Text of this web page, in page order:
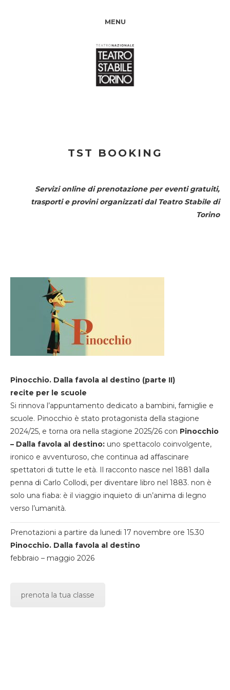
MENU
TST BOOKING
Servizi online di prenotazione per eventi gratuiti,
trasporti e provini organizzati dal Teatro Stabile di
Torino
Pinocchio. Dalla favola al destino (parte II)
recite per le scuole
Si rinnova l’appuntamento dedicato a bambini, famiglie e
scuole. Pinocchio è stato protagonista della stagione
2024/25, e torna ora nella stagione 2025/26 con Pinocchio
– Dalla favola al destino: uno spettacolo coinvolgente,
ironico e avventuroso, che continua ad affascinare
spettatori di tutte le età. Il racconto nasce nel 1881 dalla
penna di Carlo Collodi, per diventare libro nel 1883. non è
solo una fiaba: è il viaggio inquieto di un’anima di legno
verso l’umanità.
Prenotazioni a partire da lunedi 17 novembre ore 15.30
Pinocchio. Dalla favola al destino
febbraio – maggio 2026
prenota la tua classe